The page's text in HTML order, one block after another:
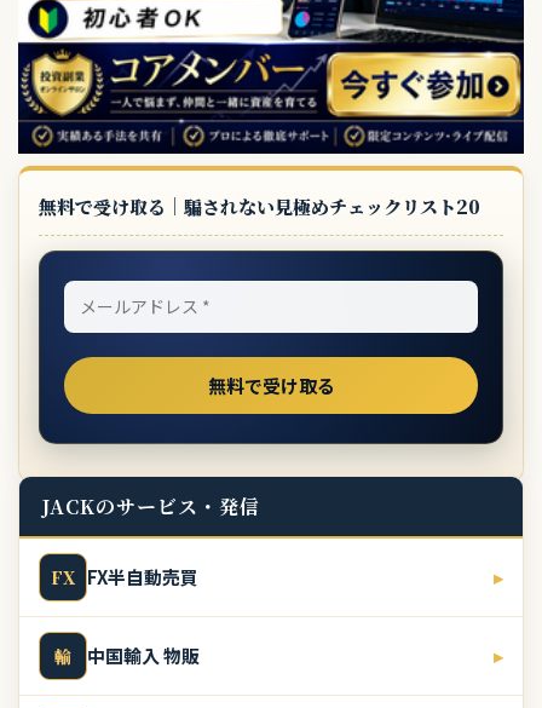
無料で受け取る｜騙されない見極めチェックリスト20
JACKのサービス・発信
FX FX半自動売買 ▸
輸 中国輸入 物販 ▸